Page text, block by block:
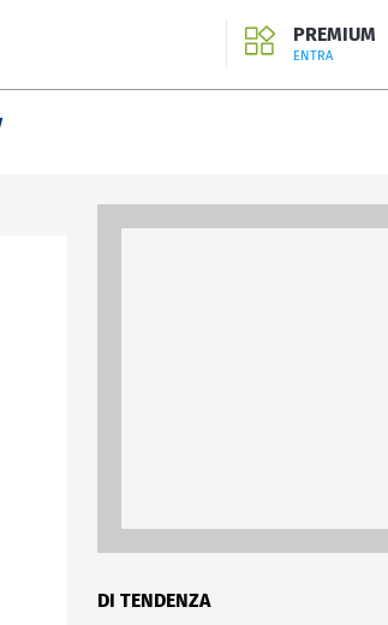
PREMIUM
ENTRA
DI TENDENZA